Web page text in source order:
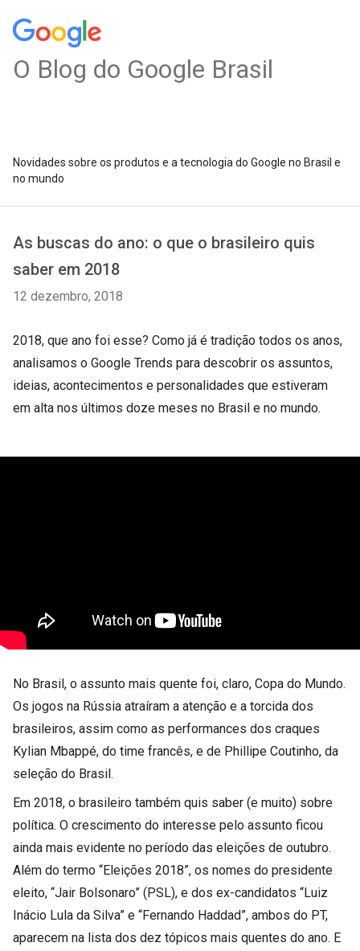
O Blog do Google Brasil
Novidades sobre os produtos e a tecnologia do Google no Brasil e
no mundo
As buscas do ano: o que o brasileiro quis
saber em 2018
12 dezembro, 2018
2018, que ano foi esse? Como já é tradição todos os anos,
analisamos o Google Trends para descobrir os assuntos,
ideias, acontecimentos e personalidades que estiveram
em alta nos últimos doze meses no Brasil e no mundo.
No Brasil, o assunto mais quente foi, claro, Copa do Mundo.
Os jogos na Rússia atraíram a atenção e a torcida dos
brasileiros, assim como as performances dos craques
Kylian Mbappé, do time francês, e de Phillipe Coutinho, da
seleção do Brasil.
Em 2018, o brasileiro também quis saber (e muito) sobre
política. O crescimento do interesse pelo assunto ficou
ainda mais evidente no período das eleições de outubro.
Além do termo “Eleições 2018”, os nomes do presidente
eleito, “Jair Bolsonaro” (PSL), e dos ex-candidatos “Luiz
Inácio Lula da Silva” e “Fernando Haddad”, ambos do PT,
aparecem na lista dos dez tópicos mais quentes do ano. E